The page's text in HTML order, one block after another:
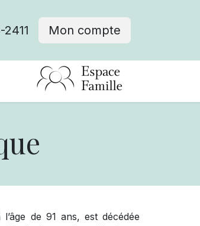
Mon compte
de 91 ans, est décédée